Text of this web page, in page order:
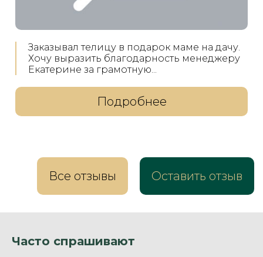
Заказывал телицу в подарок маме на дачу.
Хочу выразить благодарность менеджеру
Екатерине за грамотную...
Подробнее
Все отзывы Оставить отзыв
Часто спрашивают